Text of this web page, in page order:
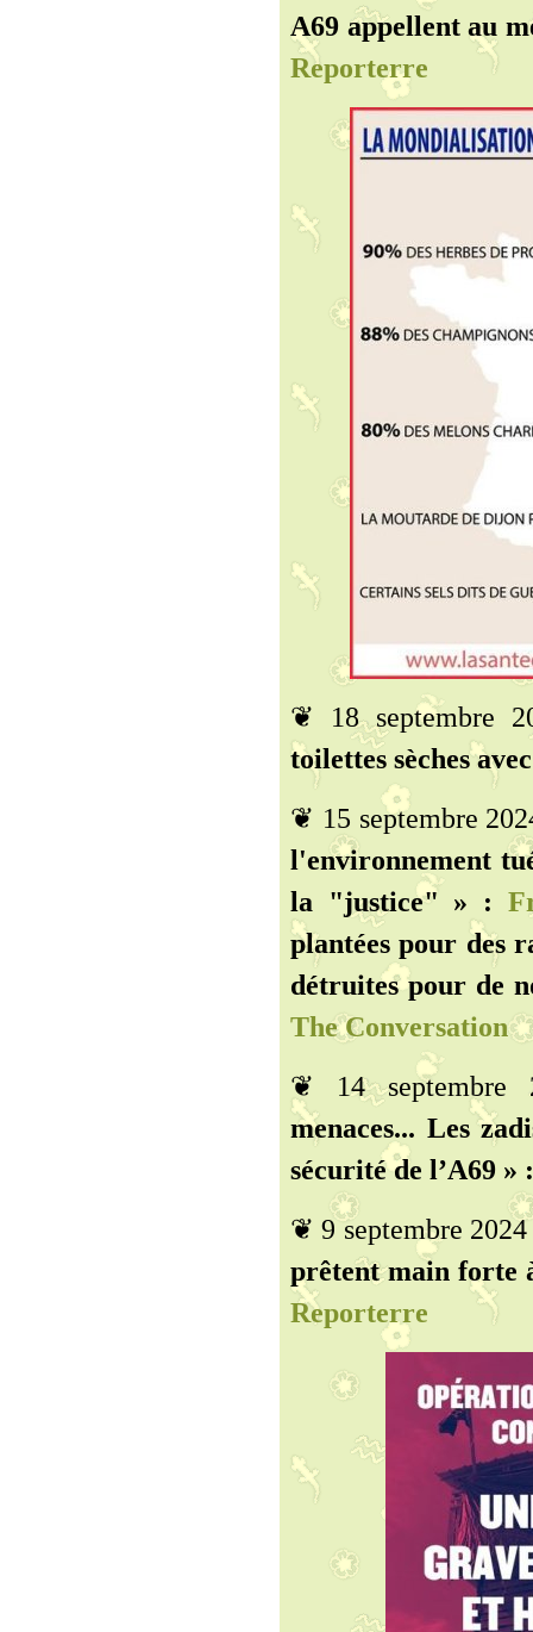
A69 appellent au
Reporterre
❦ 18 septembre
toilettes sèches
❦ 15 septembre
l'environnement
la "justice" » :
plantées pour des
détruites pour de
The Conversation
❦ 14
menaces... Les
sécurité de l’A69 » :
❦ 9 septembre
prêtent main forte
Reporterre